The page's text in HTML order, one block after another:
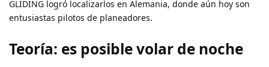
GLIDING logró localizarlos en Alemania, donde aún hoy son
entusiastas pilotos de planeadores.
Teoría: es posible volar de noche